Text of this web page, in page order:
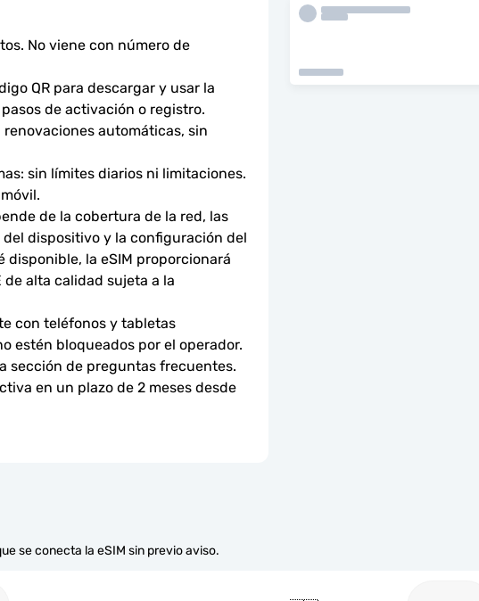
No viene con número de
QR para descargar y usar la
de activación o registro.
automáticas, sin
sin límites diarios ni limitaciones.
de la cobertura de la red, las
dispositivo y la configuración del
disponible, la eSIM proporcionará
de alta calidad sujeta a la
con teléfonos y tabletas
estén bloqueados por el operador.
sección de preguntas frecuentes.
en un plazo de 2 meses desde
se conecta la eSIM sin previo aviso.